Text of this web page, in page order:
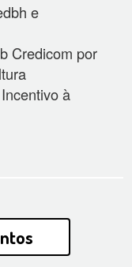
e
Credicom por
à